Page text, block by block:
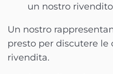
un nostro
Un nostro
presto per discutere
rivendita.